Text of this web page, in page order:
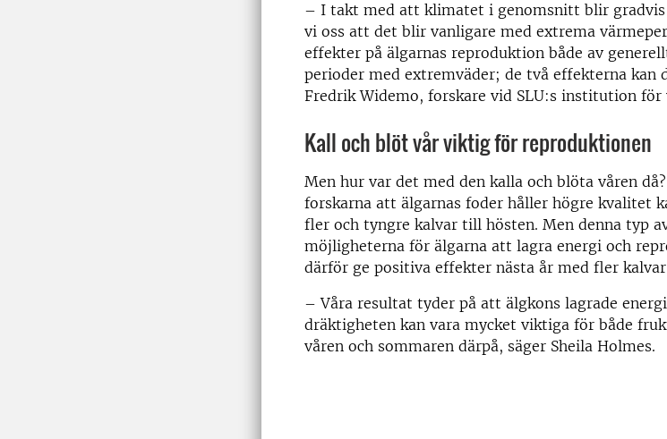
– I takt med att klimatet i genomsnitt blir
vi oss att det blir vanligare med extrema
effekter på älgarnas reproduktion både av
perioder med extremväder; de två effekterna kan
Fredrik Widemo, forskare vid SLU:s institution
Kall och blöt vår viktig för reproduktionen
Men hur var det med den kalla och blöta våren
forskarna att älgarnas foder håller högre kvalitet
fler och tyngre kalvar till hösten. Men denna typ
möjligheterna för älgarna att lagra energi och
därför ge positiva effekter nästa år med fler
– Våra resultat tyder på att älgkons lagrade
dräktigheten kan vara mycket viktiga för både
våren och sommaren därpå, säger Sheila Holmes.